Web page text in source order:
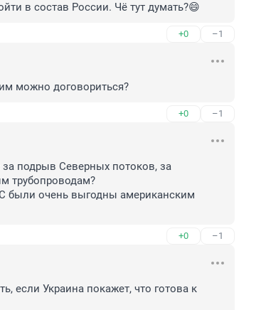
в состав России. Чё тут думать?😄
+0 –1
можно договориться?
+0 –1
подрыв Северных потоков, за
трубопроводам?
были очень выгодны американским
+0 –1
если Украина покажет, что готова к